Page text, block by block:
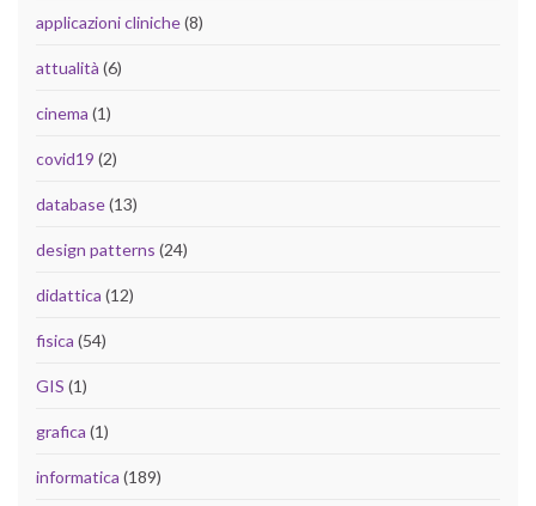
applicazioni cliniche(8)
attualità (6)
cinema (1)
covid19 (2)
database(13)
design patterns (24)
didattica (12)
fisica (54)
GIS (1)
grafica (1)
informatica (189)